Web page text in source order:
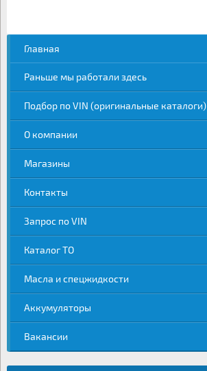
Главная
Раньше мы работали здесь
Подбор по VIN (оригинальные каталоги)
О компании
Магазины
Контакты
Запрос по VIN
Каталог ТО
Масла и спецжидкости
Аккумуляторы
Вакансии